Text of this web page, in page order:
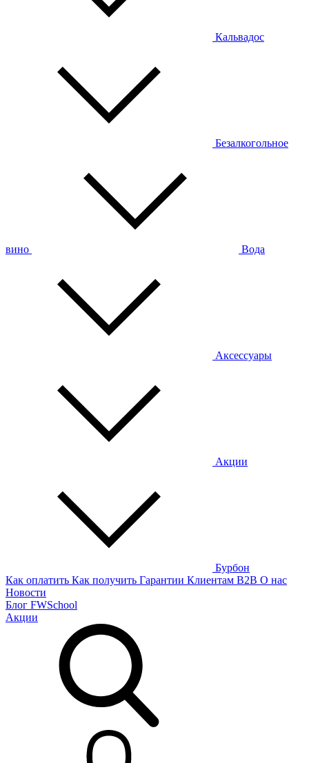
Кальвадос
Безалкогольное
вино Вода
Аксессуары
Акции
Бурбон
Как оплатить Как получить Гарантии Клиентам B2B О нас
Новости
Блог FWSchool
Акции